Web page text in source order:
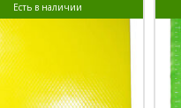
Есть в наличии